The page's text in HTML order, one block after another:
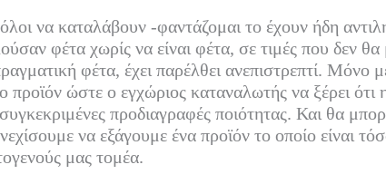
να καταλάβουν -φαντάζομαι το έχουν ήδη
φέτα χωρίς να είναι φέτα, σε τιμές που δεν
φέτα, έχει παρέλθει ανεπιστρεπτί. Μόνο
προϊόν ώστε ο εγχώριος καταναλωτής να ξέρει ότι
συγκεκριμένες προδιαγραφές ποιότητας. Και θα
να εξάγουμε ένα προϊόν το οποίο είναι
μας τομέα.